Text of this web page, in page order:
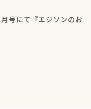
号にて『エジソンのお